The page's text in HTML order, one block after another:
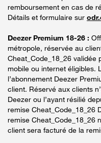
remboursement en cas de
Détails et formulaire sur
Deezer Premium 18-26 :
métropole, réservée au
Cheat_Code_18_26 validée
mobile ou internet éligibles.
l’abonnement Deezer
client. Réservé aux clients
Deezer ou l’ayant résilié
remise Cheat_Code_18_26
remise Cheat_Code_18_26
client sera facturé de la